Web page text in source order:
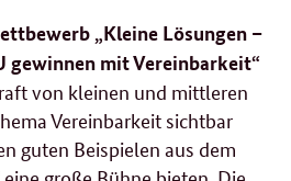
„Kleine Lösungen –
gewinnen mit Vereinbarkeit“
von kleinen und mittleren
Vereinbarkeit sichtbar
guten Beispielen aus dem